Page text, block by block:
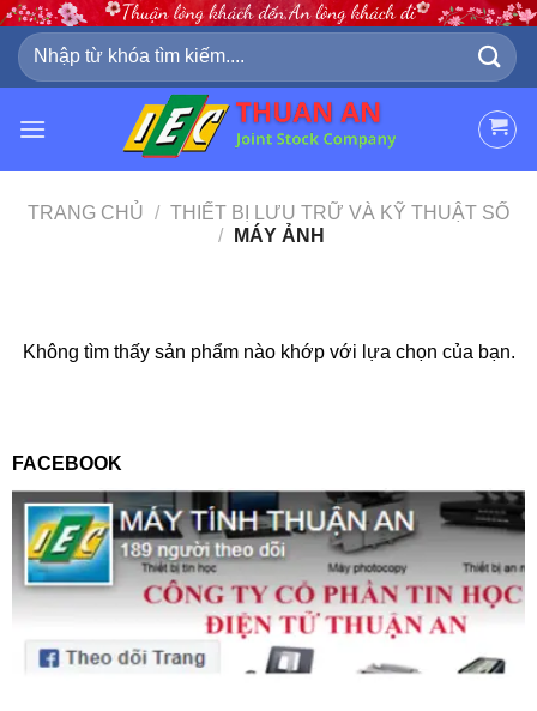
Skip
content
Tìm
kiếm:
TRANG CHỦ / THIẾT BỊ LƯU TRỮ VÀ KỸ THUẬT SỐ
/
MÁY ẢNH
Không tìm thấy sản phẩm nào khớp với lựa chọn của bạn.
FACEBOOK